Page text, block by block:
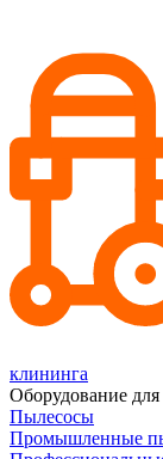
клининга
Оборудование
Пылесосы
Промышленные